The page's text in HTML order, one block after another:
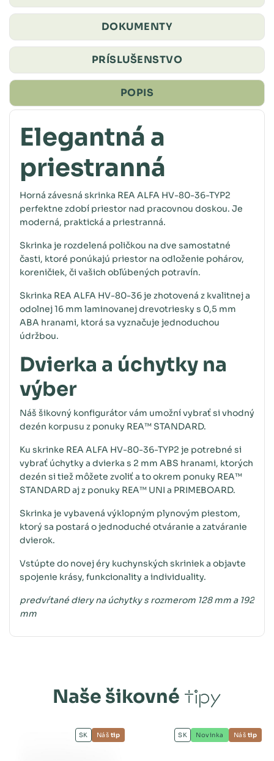
DOKUMENTY
PRÍSLUŠENSTVO
POPIS
Elegantná a
priestranná
Horná závesná skrinka REA ALFA HV-80-36-TYP2
perfektne zdobí priestor nad pracovnou doskou. Je
moderná, praktická a priestranná.
Skrinka je rozdelená poličkou na dve samostatné
časti, ktoré ponúkajú priestor na odloženie pohárov,
koreničiek, či vašich obľúbených potravín.
Skrinka REA ALFA HV-80-36 je zhotovená z kvalitnej a
odolnej 16 mm laminovanej drevotriesky s 0,5 mm
ABA hranami, ktorá sa vyznačuje jednoduchou
údržbou.
Dvierka a úchytky na
výber
Náš šikovný konfigurátor vám umožní vybrať si vhodný
dezén korpusu z ponuky REA™ STANDARD.
Ku skrinke REA ALFA HV-80-36-TYP2 je potrebné si
vybrať úchytky a dvierka s 2 mm ABS hranami, ktorých
dezén si tiež môžete zvoliť a to okrem ponuky REA™
STANDARD aj z ponuky REA™ UNI a PRIMEBOARD.
Skrinka je vybavená výklopným plynovým piestom,
ktorý sa postará o jednoduché otváranie a zatváranie
dvierok.
Vstúpte do novej éry kuchynských skriniek a objavte
spojenie krásy, funkcionality a individuality.
predvŕtané diery na úchytky s rozmerom 128 mm a 192
mm
Naše šikovné tipy
SK Náš tip SK Novinka Náš tip